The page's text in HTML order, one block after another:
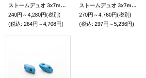
ストームデュオ 3x7mm シャンパンラスター（約30/600個）
240円～4,280円(税別)
(税込: 264円～4,708円)
ストームデュオ 3x7mm ベビーブルーラスター（約30/600個）
270円～4,760円(税別)
(税込: 297円～5,236円)